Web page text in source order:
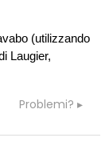
(utilizzando
Laugier,
Problemi?